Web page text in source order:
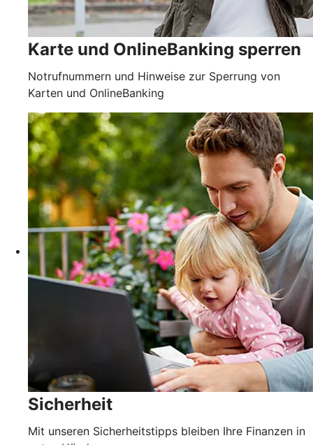
Karte und OnlineBanking sperren
Notrufnummern und Hinweise zur Sperrung von
Karten und OnlineBanking
Sicherheit
Mit unseren Sicherheitstipps bleiben Ihre Finanzen in